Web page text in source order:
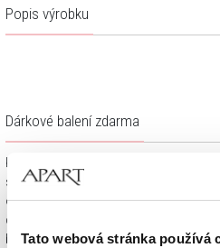
Tato webová stránka používá
Popis výrobku
Dárkové balení zdarma
Klenotnické výrobky zakoupené na e-
spolu s dárkovou krabičkou a
objednaném sortimentu. Váš nákup
dárkem, který můžete bez dalších
blízkým.